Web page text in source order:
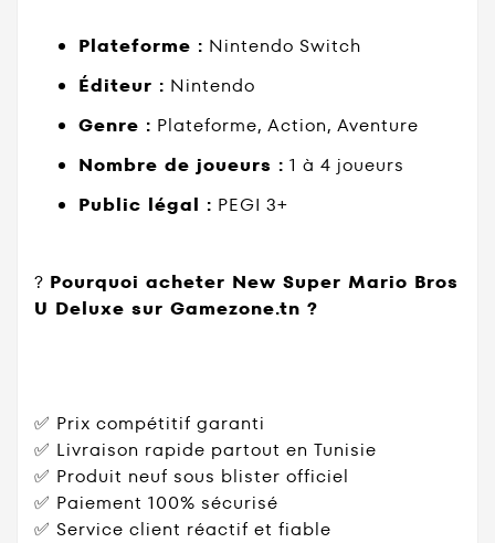
Plateforme : Nintendo Switch
Éditeur : Nintendo
Genre : Plateforme, Action, Aventure
Nombre de joueurs : 1 à 4 joueurs
Public légal : PEGI 3+
? Pourquoi acheter New Super Mario Bros
U Deluxe sur Gamezone.tn ?
✅ Prix compétitif garanti
✅ Livraison rapide partout en Tunisie
✅ Produit neuf sous blister officiel
✅ Paiement 100% sécurisé
✅ Service client réactif et fiable